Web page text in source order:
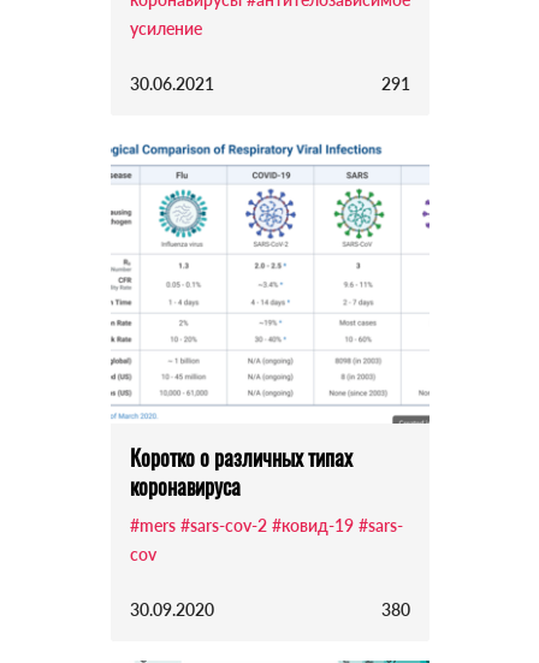
усиление
30.06.2021 291
Коротко о различных типах
коронавируса
#mers #sars-cov-2 #ковид-19 #sars-
cov
30.09.2020 380